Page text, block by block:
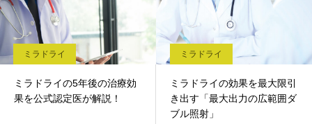
ミラドライ
ミラドライの5年後の治療効
果を公式認定医が解説！
ミラドライ
ミラドライの効果を最大限引
き出す「最大出力の広範囲ダ
ブル照射」